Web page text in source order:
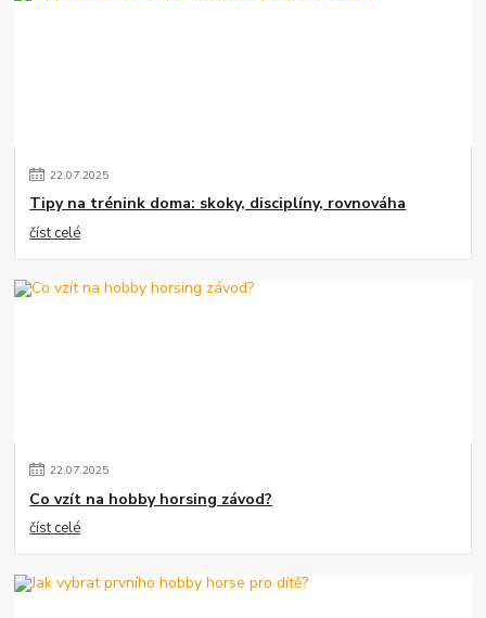
22.07.2025
Tipy na trénink doma: skoky, disciplíny, rovnováha
číst celé
22.07.2025
Co vzít na hobby horsing závod?
číst celé